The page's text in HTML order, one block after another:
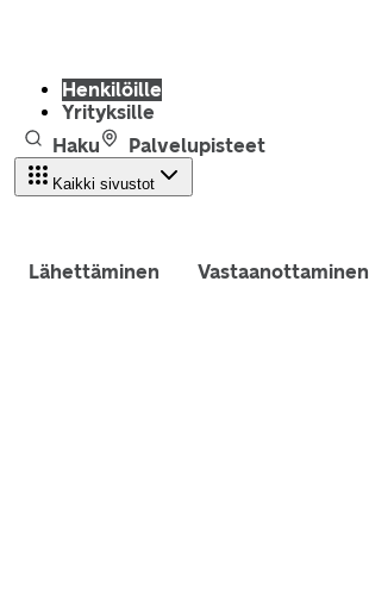
Henkilöille
Yrityksille
Haku
Palvelupisteet
Kaikki sivustot
Lähettäminen Vastaanottaminen